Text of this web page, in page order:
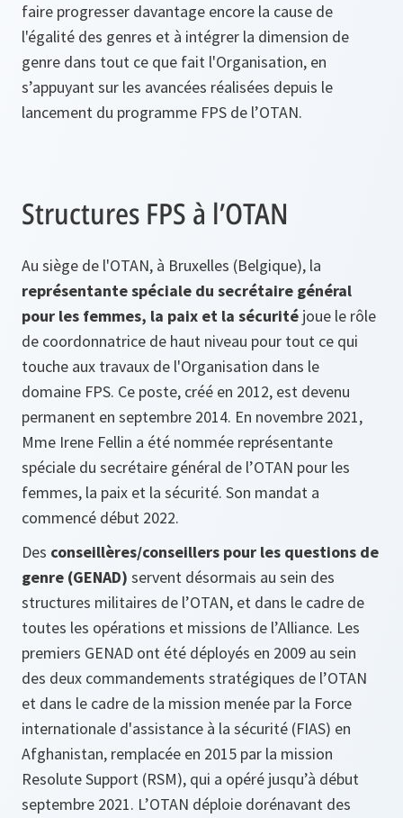
faire progresser davantage encore la cause de
l'égalité des genres et à intégrer la dimension de
genre dans tout ce que fait l'Organisation, en
s’appuyant sur les avancées réalisées depuis le
lancement du programme FPS de l’OTAN.
Structures FPS à l’OTAN
Au siège de l'OTAN, à Bruxelles (Belgique), la
représentante spéciale du secrétaire général
pour les femmes, la paix et la sécurité joue le rôle
de coordonnatrice de haut niveau pour tout ce qui
touche aux travaux de l'Organisation dans le
domaine FPS. Ce poste, créé en 2012, est devenu
permanent en septembre 2014. En novembre 2021,
Mme Irene Fellin a été nommée représentante
spéciale du secrétaire général de l’OTAN pour les
femmes, la paix et la sécurité. Son mandat a
commencé début 2022.
Des conseillères/conseillers pour les questions de
genre (GENAD) servent désormais au sein des
structures militaires de l’OTAN, et dans le cadre de
toutes les opérations et missions de l’Alliance. Les
premiers GENAD ont été déployés en 2009 au sein
des deux commandements stratégiques de l’OTAN
et dans le cadre de la mission menée par la Force
internationale d'assistance à la sécurité (FIAS) en
Afghanistan, remplacée en 2015 par la mission
Resolute Support (RSM), qui a opéré jusqu’à début
septembre 2021. L’OTAN déploie dorénavant des